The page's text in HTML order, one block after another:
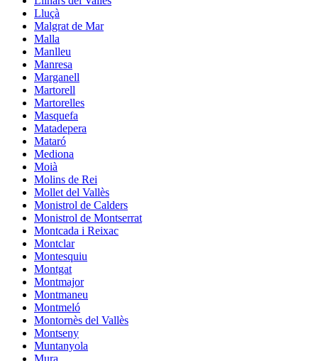
Lluçà
Malgrat de Mar
Malla
Manlleu
Manresa
Marganell
Martorell
Martorelles
Masquefa
Matadepera
Mataró
Mediona
Moià
Molins de Rei
Mollet del Vallès
Monistrol de Calders
Monistrol de Montserrat
Montcada i Reixac
Montclar
Montesquiu
Montgat
Montmajor
Montmaneu
Montmeló
Montornès del Vallès
Montseny
Muntanyola
Mura